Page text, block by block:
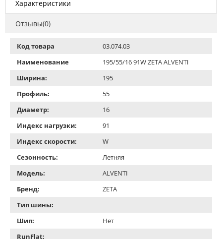
Характеристики
Отзывы(0)
Код товара
03.074.03
Наименование
195/55/16 91W ZETA ALVENTI
Ширина:
195
Профиль:
55
Диаметр:
16
Индекс нагрузки:
91
Индекс скорости:
W
Сезонность:
Летняя
Модель:
ALVENTI
Бренд:
ZETA
Тип шины:
Шип:
Нет
RunFlat: